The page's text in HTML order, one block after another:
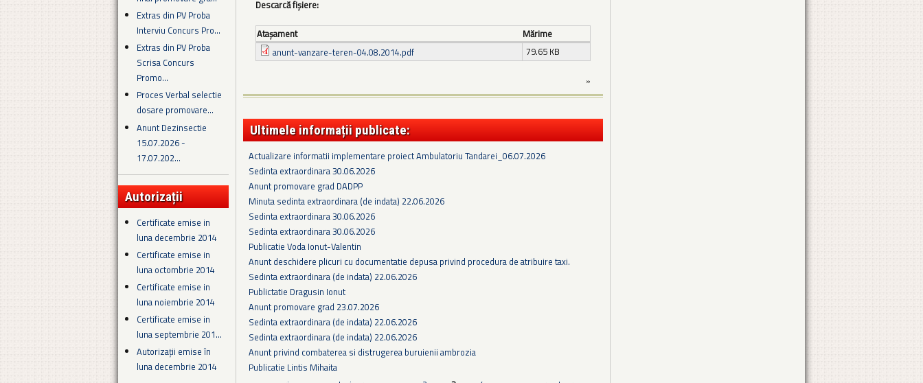
Extras din PV Proba
Interviu Concurs Pro...
Extras din PV Proba
Scrisa Concurs
Promo...
Proces Verbal selectie
dosare promovare...
Anunt Dezinsectie
15.07.2026 -
17.07.202...
Autorizații
Certificate emise in
luna decembrie 2014
Certificate emise in
luna octombrie 2014
Certificate emise in
luna noiembrie 2014
Certificate emise in
luna septembrie 201...
Autorizații emise în
luna decembrie 2014
Descarcă fișiere:
Ataşament
Mărime
anunt-vanzare-teren-04.08.2014.pdf
79.65 KB
»
Ultimele informații publicate:
Actualizare informatii implementare proiect Ambulatoriu Tandarei_06.07.2026
Sedinta extraordinara 30.06.2026
Anunt promovare grad DADPP
Minuta sedinta extraordinara (de indata) 22.06.2026
Sedinta extraordinara 30.06.2026
Sedinta extraordinara 30.06.2026
Publicatie Voda Ionut-Valentin
Anunt deschidere plicuri cu documentatie depusa privind procedura de atribuire taxi.
Sedinta extraordinara (de indata) 22.06.2026
Publictatie Dragusin Ionut
Anunt promovare grad 23.07.2026
Sedinta extraordinara (de indata) 22.06.2026
Sedinta extraordinara (de indata) 22.06.2026
Anunt privind combaterea si distrugerea buruienii ambrozia
Publicatie Lintis Mihaita